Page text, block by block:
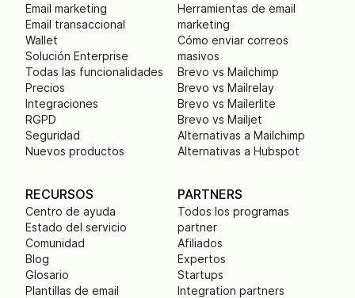
Email marketing
Email transaccional
Wallet
Solución Enterprise
Todas las funcionalidades
Precios
Integraciones
RGPD
Seguridad
Nuevos productos
Herramientas de email
marketing
Cómo enviar correos
masivos
Brevo vs Mailchimp
Brevo vs Mailrelay
Brevo vs Mailerlite
Brevo vs Mailjet
Alternativas a Mailchimp
Alternativas a Hubspot
RECURSOS
Centro de ayuda
Estado del servicio
Comunidad
Blog
Glosario
Plantillas de email
PARTNERS
Todos los programas
partner
Afiliados
Expertos
Startups
Integration partners